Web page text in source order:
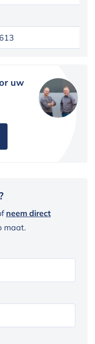
uw
neem direct
maat.